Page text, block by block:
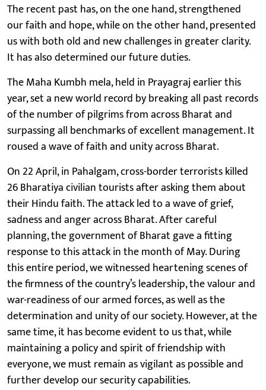
The recent past has, on the one hand, strengthened
our faith and hope, while on the other hand, presented
us with both old and new challenges in greater clarity.
It has also determined our future duties.
The Maha Kumbh mela, held in Prayagraj earlier this
year, set a new world record by breaking all past records
of the number of pilgrims from across Bharat and
surpassing all benchmarks of excellent management. It
roused a wave of faith and unity across Bharat.
On 22 April, in Pahalgam, cross-border terrorists killed
26 Bharatiya civilian tourists after asking them about
their Hindu faith. The attack led to a wave of grief,
sadness and anger across Bharat. After careful
planning, the government of Bharat gave a fitting
response to this attack in the month of May. During
this entire period, we witnessed heartening scenes of
the firmness of the country’s leadership, the valour and
war-readiness of our armed forces, as well as the
determination and unity of our society. However, at the
same time, it has become evident to us that, while
maintaining a policy and spirit of friendship with
everyone, we must remain as vigilant as possible and
further develop our security capabilities.